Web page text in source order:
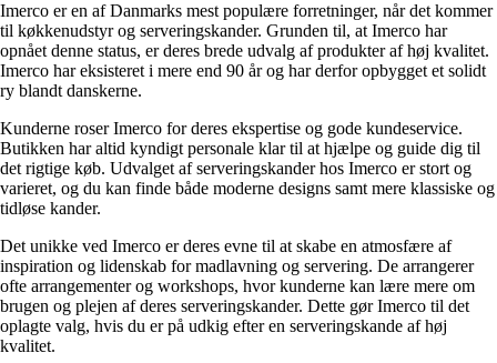
Imerco er en af Danmarks mest populære forretninger, når det kommer
til køkkenudstyr og serveringskander. Grunden til, at Imerco har
opnået denne status, er deres brede udvalg af produkter af høj kvalitet.
Imerco har eksisteret i mere end 90 år og har derfor opbygget et solidt
ry blandt danskerne.
Kunderne roser Imerco for deres ekspertise og gode kundeservice.
Butikken har altid kyndigt personale klar til at hjælpe og guide dig til
det rigtige køb. Udvalget af serveringskander hos Imerco er stort og
varieret, og du kan finde både moderne designs samt mere klassiske og
tidløse kander.
Det unikke ved Imerco er deres evne til at skabe en atmosfære af
inspiration og lidenskab for madlavning og servering. De arrangerer
ofte arrangementer og workshops, hvor kunderne kan lære mere om
brugen og plejen af deres serveringskander. Dette gør Imerco til det
oplagte valg, hvis du er på udkig efter en serveringskande af høj
kvalitet.